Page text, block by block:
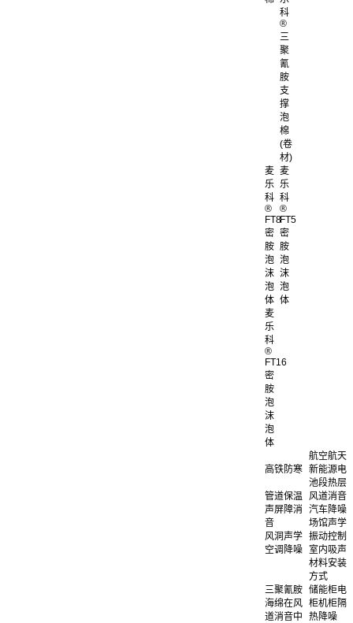
科
®
三
聚
氰
胺
支
撑
泡
棉
(卷
材)
麦
乐
科
®
FT8
密
胺
泡
沫
泡
体
麦
乐
科
®
FT5
密
胺
泡
沫
泡
体
麦
乐
科
®
FT16
密
胺
泡
沫
泡
体
航空航天
高铁防寒 新能源电
池段热层
管道保温
风道消音
声屏障消
音
汽车降噪
场馆声学
风洞声学 振动控制
空调降噪 室内吸声
材料安装
方式
三聚氰胺
海绵在风
道消音中
储能柜电
柜机柜隔
热降噪